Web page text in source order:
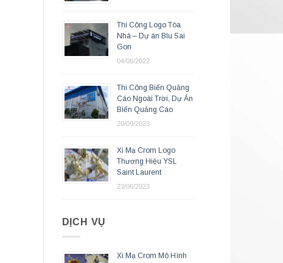
Thi Công Logo Tòa
Nhà – Dự án Blu Sai
Gon
04/06/2022
Thi Công Biển Quảng
Cáo Ngoài Trời, Dự Án
Biển Quảng Cáo
20/09/2023
Xi Mạ Crom Logo
Thương Hiệu YSL
Saint Laurent
23/06/2023
DỊCH VỤ
Xi Mạ Crom Mô Hình